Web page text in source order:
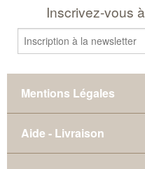
Inscrivez-vous
Mentions Légales
Aide - Livraison